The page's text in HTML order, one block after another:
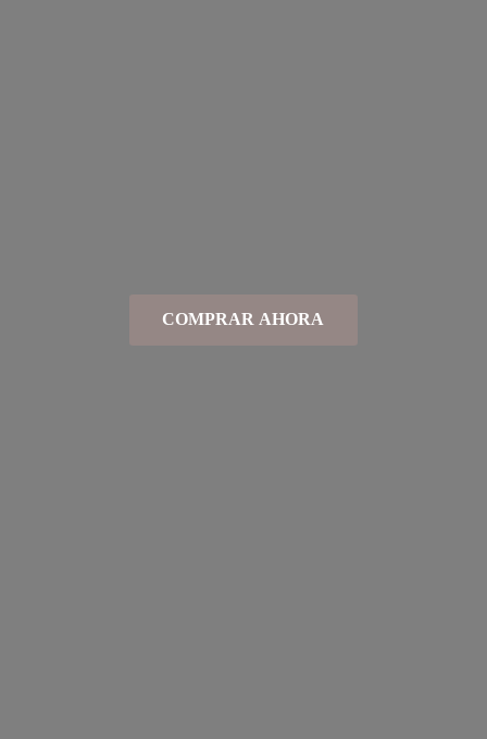
COMPRAR AHORA